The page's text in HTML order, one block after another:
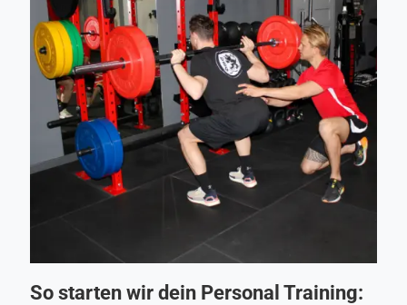
So starten wir dein Personal Training: